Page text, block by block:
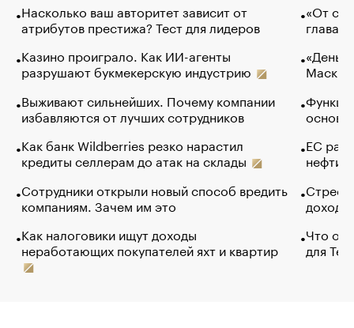
Насколько ваш авторитет зависит от
атрибутов престижа? Тест для лидеров
Казино проиграло. Как ИИ-агенты
разрушают букмекерскую индустрию
Выживают сильнейших. Почему компании
избавляются от лучших сотрудников
Как банк Wildberries резко нарастил
кредиты селлерам до атак на склады
Сотрудники открыли новый способ вредить
компаниям. Зачем им это
Как налоговики ищут доходы
неработающих покупателей яхт и квартир
«От
глава
Маск в
основ
ЕС
нефти
Что
для